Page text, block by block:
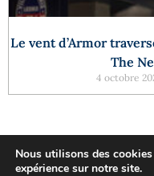
Le vent d’Armor
The
4 octobre
25 Quai de la
Nous utilisons des
expérience sur notre site.